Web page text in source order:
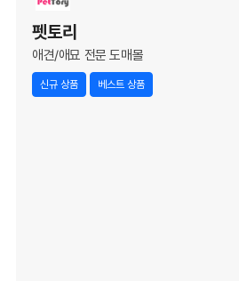
펫토리
애견/애묘 전문 도매몰
신규 상품 베스트 상품